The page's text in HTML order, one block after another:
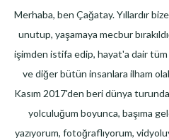
Merhaba, ben Çağatay. Yıllardır
unutup, yaşamaya mecbur
işimden istifa edip, hayat'a dair
ve diğer bütün insanlara ilham
Kasım 2017'den beri dünya
yolculuğum boyunca, başıma
yazıyorum, fotoğraflıyorum,